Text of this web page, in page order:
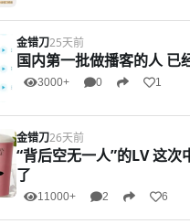
金错刀25天前
国内第一批做播客的人 已
3000+ 0 1
金错刀26天前
“背后空无一人”的LV 这次
了
11000+ 2 6